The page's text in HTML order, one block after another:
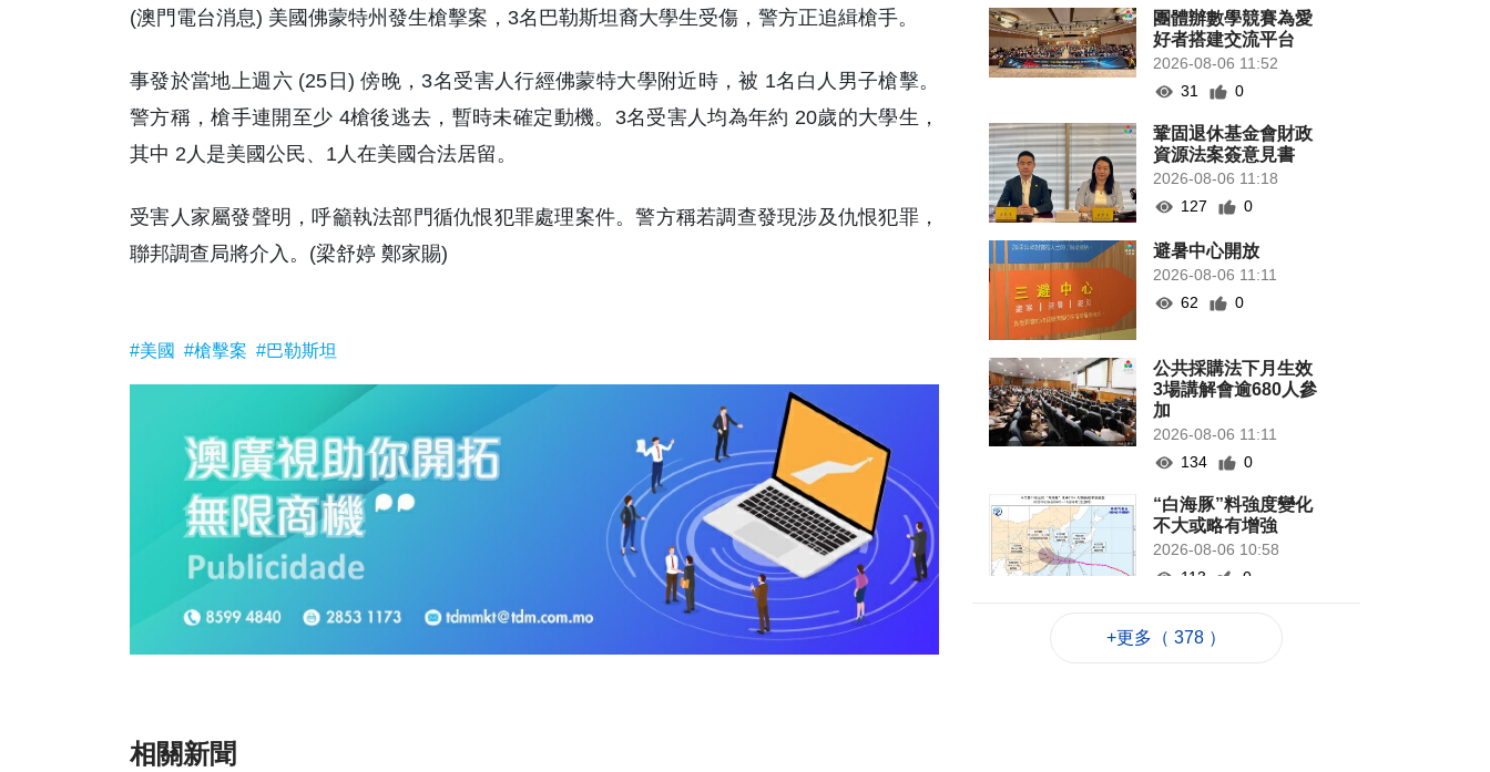
(澳門電台消息) 美國佛蒙特州發生槍擊案，3名巴勒斯坦裔大學生受傷，警方正追緝槍手。
事發於當地上週六 (25日) 傍晚，3名受害人行經佛蒙特大學附近時，被 1名白人男子槍擊。
警方稱，槍手連開至少 4槍後逃去，暫時未確定動機。3名受害人均為年約 20歲的大學生，
其中 2人是美國公民、1人在美國合法居留。
受害人家屬發聲明，呼籲執法部門循仇恨犯罪處理案件。警方稱若調查發現涉及仇恨犯罪，
聯邦調查局將介入。(梁舒婷 鄭家賜)
#美國 #槍擊案 #巴勒斯坦
相關新聞
團體辦數學競賽為愛
好者搭建交流平台
2026-08-06 11:52
31
0
鞏固退休基金會財政
資源法案簽意見書
2026-08-06 11:18
127
0
避暑中心開放
2026-08-06 11:11
62
0
公共採購法下月生效
3場講解會逾680人參
加
2026-08-06 11:11
134
0
“白海豚”料強度變化
不大或略有增強
2026-08-06 10:58
113
0
計劃明開展
+更多（ 378 ）